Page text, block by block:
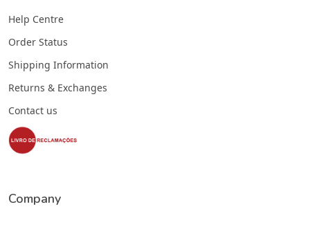
Help Centre
Order Status
Shipping Information
Returns & Exchanges
Contact us
Company